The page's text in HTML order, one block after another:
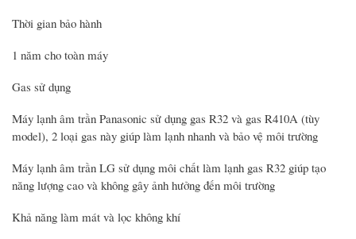
Thời gian bảo hành
1 năm cho toàn máy
Gas sử dụng
Máy lạnh âm trần Panasonic sử dụng gas R32 và gas R410A (tùy
model), 2 loại gas này giúp làm lạnh nhanh và bảo vệ môi trường
Máy lạnh âm trần LG sử dụng môi chất làm lạnh gas R32 giúp tạo
năng lượng cao và không gây ảnh hưởng đến môi trường
Khả năng làm mát và lọc không khí